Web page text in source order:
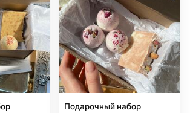
Подарочный набор